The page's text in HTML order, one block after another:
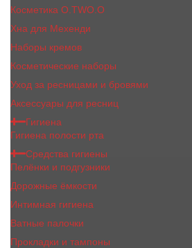
Косметика O.TWO.O
Хна для Мехенди
Наборы кремов
Косметические наборы
Уход за ресницами и бровями
Аксессуары для ресниц
Гигиена
Гигиена полости рта
Средства гигиены
Пелёнки и подгузники
Дорожные ёмкости
Интимная гигиена
Ватные палочки
Прокладки и тампоны